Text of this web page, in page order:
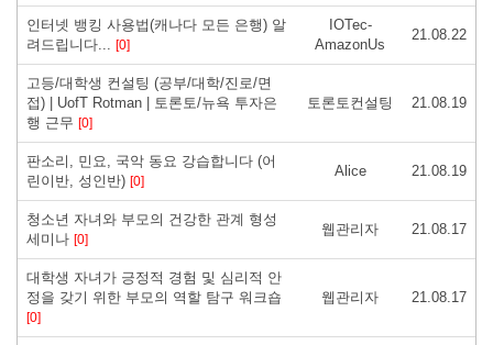
인터넷 뱅킹 사용법(캐나다 모든 은행) 알
려드립니다...
[0]
IOTec-
AmazonUs
21.08.22
고등/대학생 컨설팅 (공부/대학/진로/면
접) | UofT Rotman | 토론토/뉴욕 투자은
행 근무 [0]
토론토컨설팅 21.08.19
판소리, 민요, 국악 동요 강습합니다 (어
린이반, 성인반) [0]
Alice 21.08.19
청소년 자녀와 부모의 건강한 관계 형성
세미나 [0]
웹관리자 21.08.17
대학생 자녀가 긍정적 경험 및 심리적 안
정을 갖기 위한 부모의 역할 탐구 워크숍
[0]
웹관리자 21.08.17